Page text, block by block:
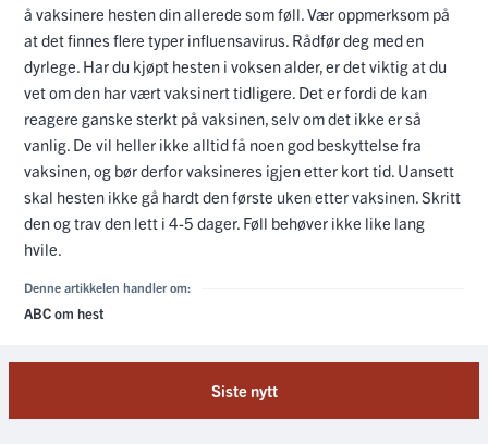
å vaksinere hesten din allerede som føll. Vær oppmerksom på
at det finnes flere typer influensavirus. Rådfør deg med en
dyrlege. Har du kjøpt hesten i voksen alder, er det viktig at du
vet om den har vært vaksinert tidligere. Det er fordi de kan
reagere ganske sterkt på vaksinen, selv om det ikke er så
vanlig. De vil heller ikke alltid få noen god beskyttelse fra
vaksinen, og bør derfor vaksineres igjen etter kort tid. Uansett
skal hesten ikke gå hardt den første uken etter vaksinen. Skritt
den og trav den lett i 4-5 dager. Føll behøver ikke like lang
hvile.
Denne artikkelen handler om:
ABC om hest
Siste nytt